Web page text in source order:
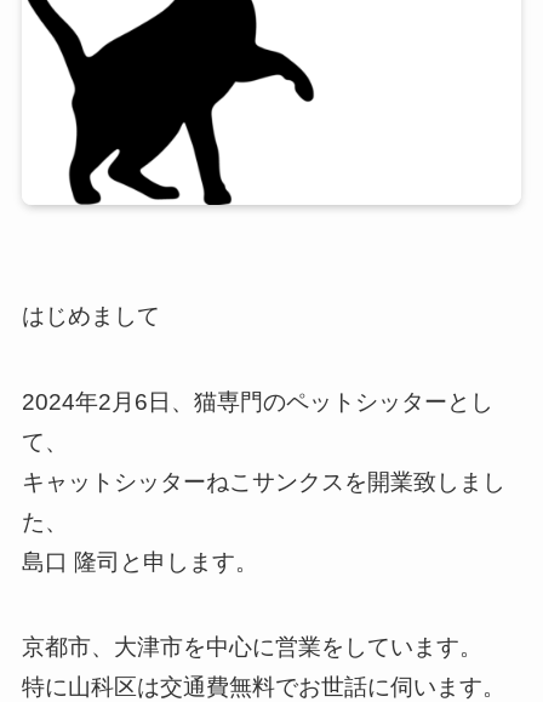
はじめまして
2024年2月6日、猫専門のペットシッターとし
て、
キャットシッターねこサンクスを開業致しまし
た、
島口 隆司と申します。
京都市、大津市を中心に営業をしています。
特に山科区は交通費無料でお世話に伺います。